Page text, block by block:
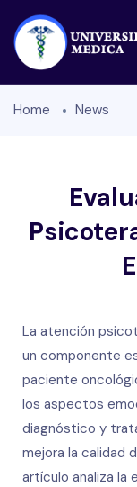
Home News
La atención
un componente
paciente
los aspectos
diagnóstico y
mejora la calidad
artículo analiza la